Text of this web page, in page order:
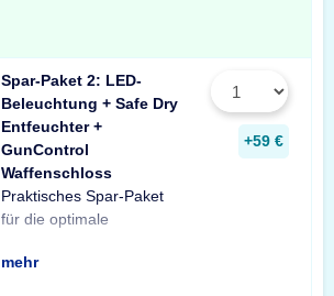
Spar-Paket 2: LED-
Beleuchtung + Safe Dry
Entfeuchter +
GunControl
Waffenschloss
Praktisches Spar-Paket
für die optimale
Ausstattung Ihres
Waffenschranks. Das
Spar-Paket besteht aus
einer X-Light LED-
Tresorbeleuchtung mit
Bewegungssensor, einem
Safe Dry Entfeuchter für
Schränke und Tresore
sowie einem GunControl
Waffenschloss. Profitieren
Sie von dem
unschlagbaren
mehr
+59 €